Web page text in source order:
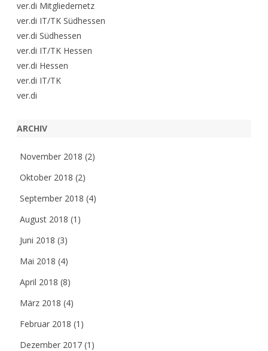
ver.di Mitgliedernetz
ver.di IT/TK Südhessen
ver.di Südhessen
ver.di IT/TK Hessen
ver.di Hessen
ver.di IT/TK
ver.di
ARCHIV
November 2018 (2)
Oktober 2018 (2)
September 2018 (4)
August 2018 (1)
Juni 2018 (3)
Mai 2018 (4)
April 2018 (8)
März 2018 (4)
Februar 2018 (1)
Dezember 2017 (1)